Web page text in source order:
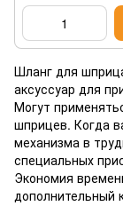
Шланг для
аксуссуар для
Могут
шприцев. Когда
механизма в
специальных
Экономия
дополнительный